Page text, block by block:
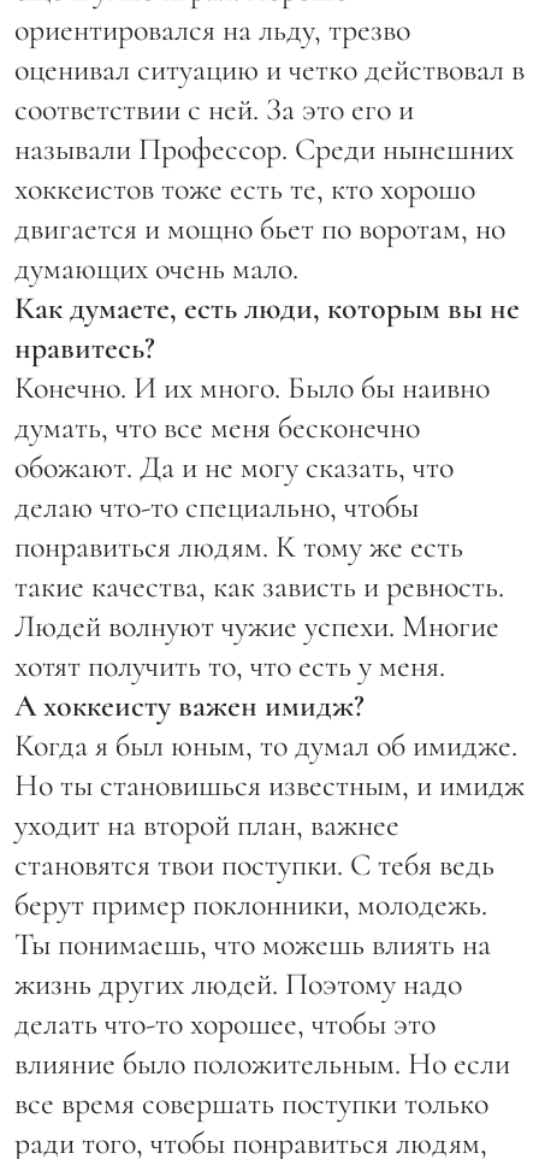
ориентировался на льду, трезво
оценивал ситуацию и четко действовал в
соответствии с ней. За это его и
называли Профессор. Среди нынешних
хоккеистов тоже есть те, кто хорошо
двигается и мощно бьет по воротам, но
думающих очень мало.
Как думаете, есть люди, которым вы не
нравитесь?
Конечно. И их много. Было бы наивно
думать, что все меня бесконечно
обожают. Да и не могу сказать, что
делаю что-то специально, чтобы
понравиться людям. К тому же есть
такие качества, как зависть и ревность.
Людей волнуют чужие успехи. Многие
хотят получить то, что есть у меня.
А хоккеисту важен имидж?
Когда я был юным, то думал об имидже.
Но ты становишься известным, и имидж
уходит на второй план, важнее
становятся твои поступки. С тебя ведь
берут пример поклонники, молодежь.
Ты понимаешь, что можешь влиять на
жизнь других людей. Поэтому надо
делать что-то хорошее, чтобы это
влияние было положительным. Но если
все время совершать поступки только
ради того, чтобы понравиться людям,